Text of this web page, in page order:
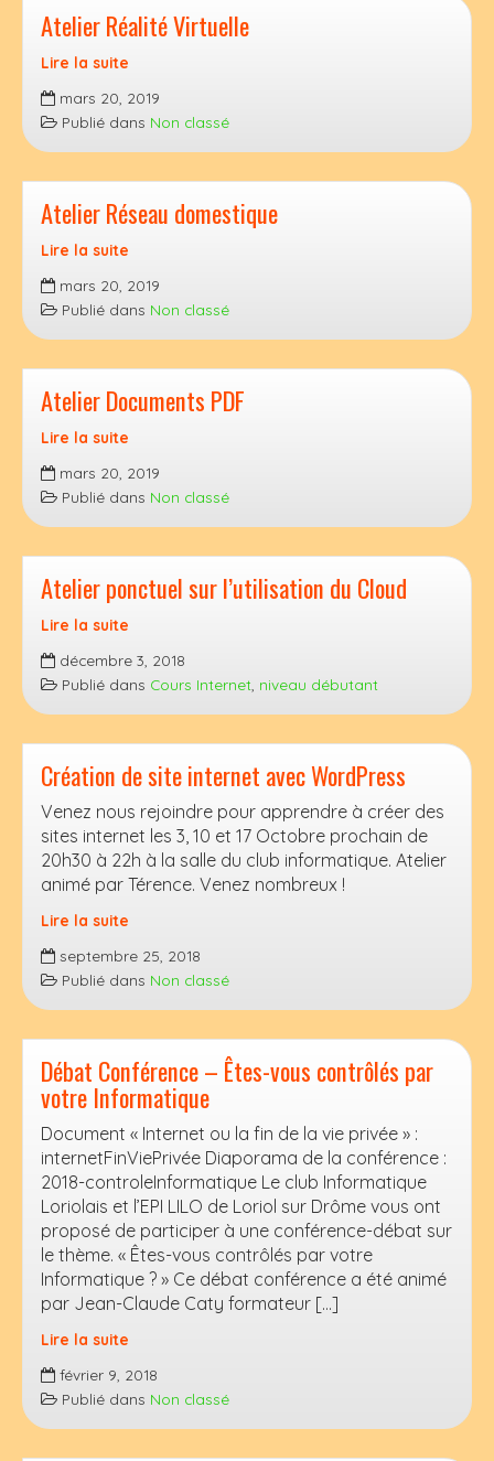
Atelier Réalité Virtuelle
Lire la suite
Réalité
Virtuelle
mars 20, 2019
Publié dans Non classé
Atelier Réseau domestique
Lire la suite
Réseau
domestique
mars 20, 2019
Publié dans Non classé
Atelier Documents PDF
Lire la suite
Documents
PDF
mars 20, 2019
Publié dans Non classé
Atelier ponctuel sur l’utilisation du Cloud
Lire la suite
ponctuel
sur
l’utilisation
du
Cloud
décembre 3, 2018
Publié dans Cours Internet niveau débutant
Création de site internet avec WordPress
Venez nous rejoindre pour apprendre à créer des
sites internet les 3, 10 et 17 Octobre prochain de
20h30 à 22h à la salle du club informatique. Atelier
animé par Térence. Venez nombreux !
Lire la suite
de
site
internet
avec
WordPress
septembre 25, 2018
Publié dans Non classé
Débat Conférence – Êtes-vous contrôlés par
votre Informatique
Document « Internet ou la fin de la vie privée » :
internetFinViePrivée Diaporama de la conférence :
2018-controleInformatique Le club Informatique
Loriolais et l’EPI LILO de Loriol sur Drôme vous ont
proposé de participer à une conférence-débat sur
le thème. « Êtes-vous contrôlés par votre
Informatique ? » Ce débat conférence a été animé
par Jean-Claude Caty formateur […]
Lire la suite
Conférence
–
Êtes-
février 9, 2018
Publié dans Non classé